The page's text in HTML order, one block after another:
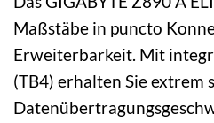
Maßstäbe in puncto
Erweiterbarkeit. Mit
(TB4) erhalten Sie extrem